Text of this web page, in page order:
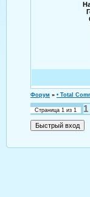
Форум » • Total
Страница 1 из 1
1